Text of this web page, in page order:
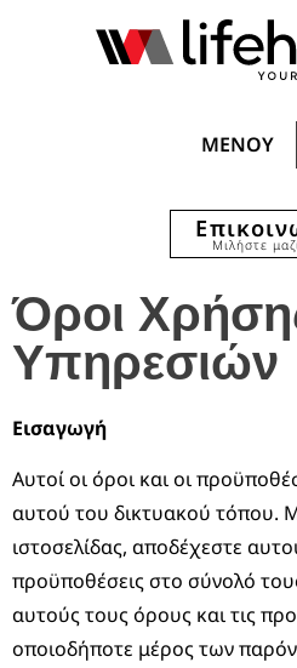
ΜΕΝΟΥ
Μιλήστε
Όροι
Υπηρεσιών
Εισαγωγή
Αυτοί οι όροι και οι
αυτού του δικτυακού τόπου.
ιστοσελίδας, αποδέχεστε
προϋποθέσεις στο σύνολό
αυτούς τους όρους και τις
οποιοδήποτε μέρος των